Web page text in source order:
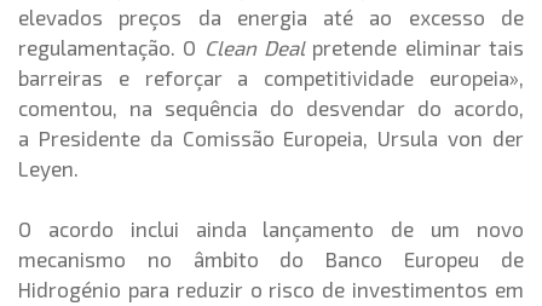
elevados preços da energia até ao excesso de
regulamentação. O Clean Dealpretende eliminar tais
barreiras e reforçar a competitividade europeia»,
comentou, na sequência do desvendar do acordo,
a Presidente da Comissão Europeia, Ursula von der
Leyen.
O acordo inclui ainda lançamento de um novo
mecanismo no âmbito do Banco Europeu de
Hidrogénio para reduzir o risco de investimentos em